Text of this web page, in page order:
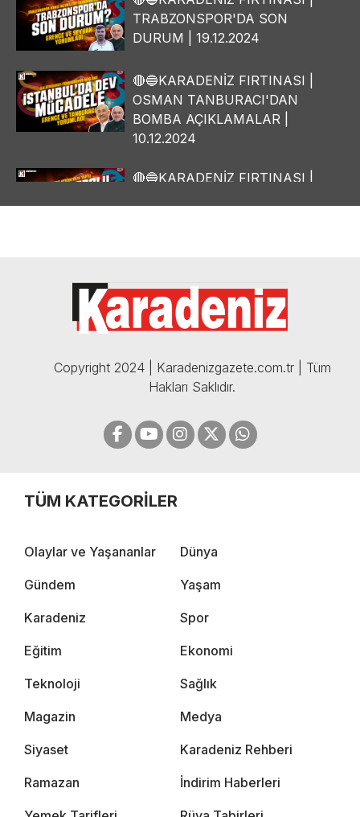
TRABZONSPOR'DA SON
DURUM | 19.12.2024
🔴🔵KARADENİZ FIRTINASI |
OSMAN TANBURACI'DAN
BOMBA AÇIKLAMALAR |
10.12.2024
🔴🔵KARADENİZ FIRTINASI |
BOMBA AÇIKLAMALAR |
05.12.2024
Copyright 2024 | Karadenizgazete.com.tr | Tüm
Hakları Saklıdır.
TÜM KATEGORİLER
Olaylar ve Yaşananlar Dünya
Gündem Yaşam
Karadeniz Spor
Eğitim Ekonomi
Teknoloji Sağlık
Magazin Medya
Siyaset Karadeniz Rehberi
Ramazan İndirim Haberleri